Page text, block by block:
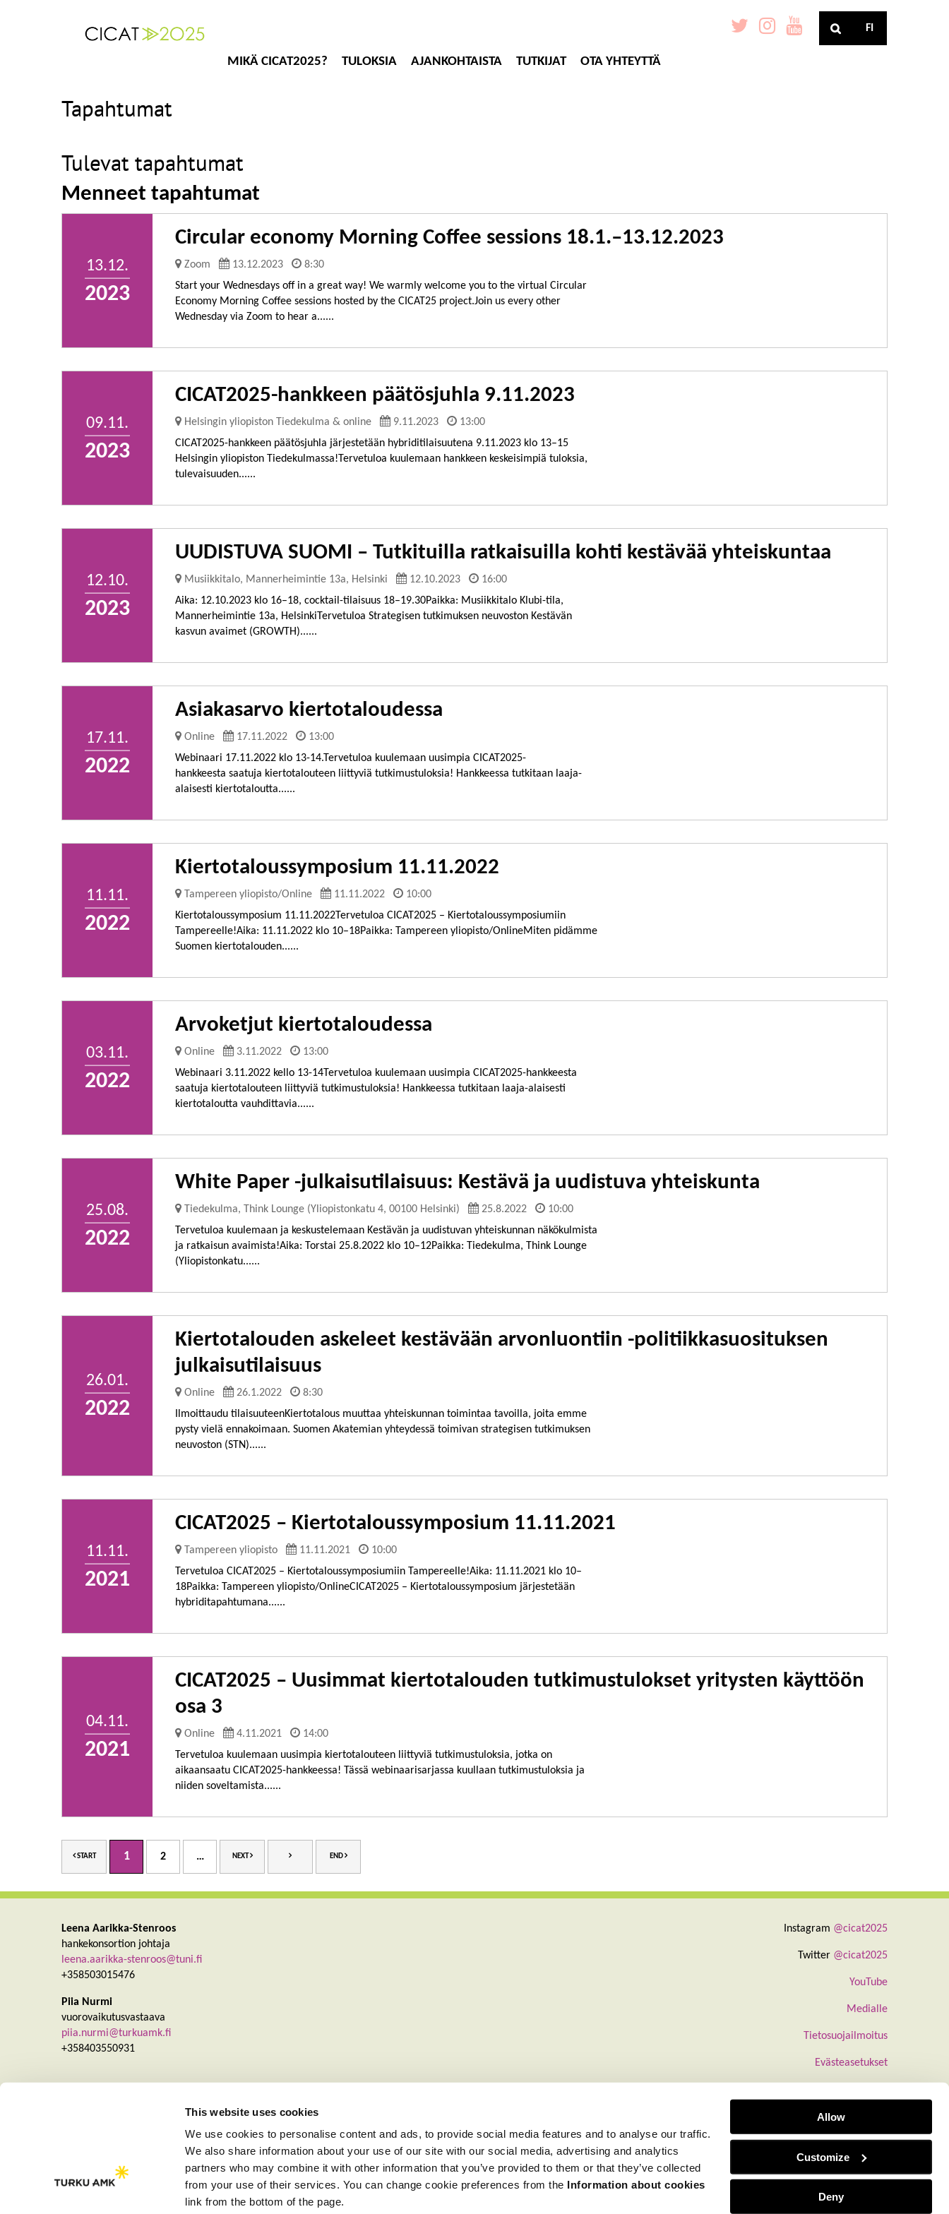
This website uses cookies
We use cookies to personalise content and ads, to provide social media features and to analyse our traffic.
We also share information about your use of our site with our social media, advertising and analytics
partners who may combine it with other information that you’ve provided to them or that they’ve collected
from your use of their services. You can change cookie preferences from the Information about cookies
link from the bottom of the page.
Allow
Customize
Deny
FI
MIKÄ CICAT2025? TULOKSIA AJANKOHTAISTA TUTKIJAT OTA YHTEYTTÄ
Tapahtumat
Tulevat tapahtumat
Menneet tapahtumat
13.12.
2023
Circular economy Morning Coffee sessions 18.1.–13.12.2023
Zoom 13.12.2023
8:30
Start your Wednesdays off in a great way! We warmly welcome you to the virtual Circular
Economy Morning Coffee sessions hosted by the CICAT25 project.Join us every other
Wednesday via Zoom to hear a......
09.11.
2023
CICAT2025-hankkeen päätösjuhla 9.11.2023
Helsingin yliopiston Tiedekulma & online 9.11.2023
13:00
CICAT2025-hankkeen päätösjuhla järjestetään hybriditilaisuutena 9.11.2023 klo 13–15
Helsingin yliopiston Tiedekulmassa!Tervetuloa kuulemaan hankkeen keskeisimpiä tuloksia,
tulevaisuuden......
12.10.
2023
UUDISTUVA SUOMI – Tutkituilla ratkaisuilla kohti kestävää yhteiskuntaa
Musiikkitalo, Mannerheimintie 13a, Helsinki 12.10.2023
16:00
Aika: 12.10.2023 klo 16–18, cocktail-tilaisuus 18–19.30Paikka: Musiikkitalo Klubi-tila,
Mannerheimintie 13a, HelsinkiTervetuloa Strategisen tutkimuksen neuvoston Kestävän
kasvun avaimet (GROWTH)......
17.11.
2022
Asiakasarvo kiertotaloudessa
Online 17.11.2022
13:00
Webinaari 17.11.2022 klo 13-14.Tervetuloa kuulemaan uusimpia CICAT2025-
hankkeesta saatuja kiertotalouteen liittyviä tutkimustuloksia! Hankkeessa tutkitaan laaja-
alaisesti kiertotaloutta......
11.11.
2022
Kiertotaloussymposium 11.11.2022
Tampereen yliopisto/Online 11.11.2022
10:00
Kiertotaloussymposium 11.11.2022Tervetuloa CICAT2025 – Kiertotaloussymposiumiin
Tampereelle!Aika: 11.11.2022 klo 10–18Paikka: Tampereen yliopisto/OnlineMiten pidämme
Suomen kiertotalouden......
03.11.
2022
Arvoketjut kiertotaloudessa
Online 3.11.2022
13:00
Webinaari 3.11.2022 kello 13-14Tervetuloa kuulemaan uusimpia CICAT2025-hankkeesta
saatuja kiertotalouteen liittyviä tutkimustuloksia! Hankkeessa tutkitaan laaja-alaisesti
kiertotaloutta vauhdittavia......
25.08.
2022
White Paper -julkaisutilaisuus: Kestävä ja uudistuva yhteiskunta
Tiedekulma, Think Lounge (Yliopistonkatu 4, 00100 Helsinki) 25.8.2022
10:00
Tervetuloa kuulemaan ja keskustelemaan Kestävän ja uudistuvan yhteiskunnan näkökulmista
ja ratkaisun avaimista!Aika: Torstai 25.8.2022 klo 10–12Paikka: Tiedekulma, Think Lounge
(Yliopistonkatu......
26.01.
2022
Kiertotalouden askeleet kestävään arvonluontiin -politiikkasuosituksen
julkaisutilaisuus
Online 26.1.2022
8:30
Ilmoittaudu tilaisuuteenKiertotalous muuttaa yhteiskunnan toimintaa tavoilla, joita emme
pysty vielä ennakoimaan. Suomen Akatemian yhteydessä toimivan strategisen tutkimuksen
neuvoston (STN)......
11.11.
2021
CICAT2025 – Kiertotaloussymposium 11.11.2021
Tampereen yliopisto 11.11.2021
10:00
Tervetuloa CICAT2025 – Kiertotaloussymposiumiin Tampereelle!Aika: 11.11.2021 klo 10–
18Paikka: Tampereen yliopisto/OnlineCICAT2025 – Kiertotaloussymposium järjestetään
hybriditapahtumana......
04.11.
2021
CICAT2025 – Uusimmat kiertotalouden tutkimustulokset yritysten käyttöön
osa 3
Online 4.11.2021
14:00
Tervetuloa kuulemaan uusimpia kiertotalouteen liittyviä tutkimustuloksia, jotka on
aikaansaatu CICAT2025-hankkeessa! Tässä webinaarisarjassa kuullaan tutkimustuloksia ja
niiden soveltamista......
START 1 2 … NEXT END
Leena Aarikka-Stenroos
hankekonsortion johtaja
leena.aarikka-stenroos@tuni.fi
+358503015476
Piia Nurmi
vuorovaikutusvastaava
piia.nurmi@turkuamk.fi
+358403550931
Instagram @cicat2025
Twitter @cicat2025
YouTube
Medialle
Tietosuojailmoitus
Evästeasetukset